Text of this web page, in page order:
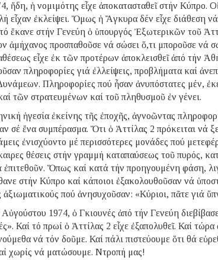
ἤδη, ἡ νομιμότης εἶχε ἀποκατασταθεῖ στήν Κύπρο.
εἶχαν ἐκλείψει. Ὅμως ἡ Ἄγκυρα δέν εἶχε διάθεση
ἔκανε στήν Γενεύη ὁ ὑπουργός Ἐξωτερικῶν τοῦ
ἀμήχανος προσπαθοῦσε νά σώσει ὅ,τι μποροῦσε νά
εἶχε ἐκ τῶν προτέρων ἀποκλεισθεῖ ἀπό τήν
πληροφορίες γιά ἐλλείψεις, προβλήματα καί
Πληροφορίες πού ἦσαν ἀνυπόστατες μέν,
τῶν στρατευμένων καί τοῦ πληθυσμοῦ ἐν γένει.
ἡγεσία ἐκείνης τῆς ἐποχῆς, ἀγνοῶντας
σέ ἕνα συμπέρασμα. Ὅτι ὁ Ἀττίλας 2 πρόκειται νά
ἐνισχύοντο μέ περισσότερες μονάδες πού
θέσεις στήν γραμμή καταπαύσεως τοῦ πυρός,
ἐπιτεθοῦν. Ὅπως καί κατά τήν προηγουμένη φάση,
στήν Κύπρο καί κάποιοι ἐξακολουθοῦσαν νά
ἀξιωματικούς πού ἀνησυχοῦσαν: «Κύριοι, πᾶτε γιά
1974, ὁ Γκιουνές ἀπό τήν Γενεύη
Καί τό πρωί ὁ Ἀττίλας 2 εἶχε ἐξαπολυθεῖ. Καί
νά τόν δοῦμε. Καί πάλι πιστεύουμε ὅτι θά
χωρίς νά ματώσουμε. Ντροπή μας!